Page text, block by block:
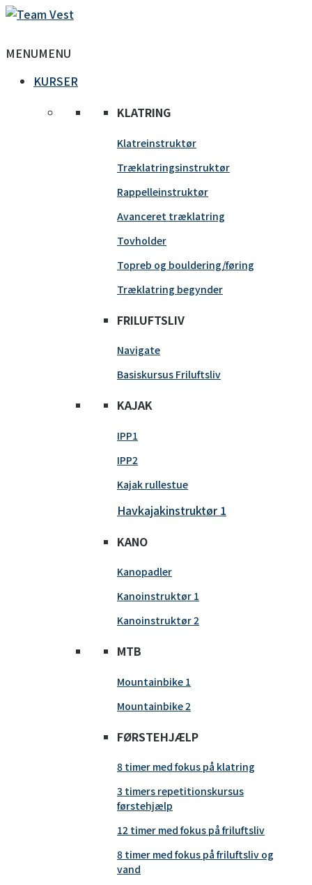
MENUMENU
KURSER
KLATRING
Klatreinstruktør
Træklatringsinstruktør
Rappelleinstruktør
Avanceret træklatring
Tovholder
Topreb og bouldering/føring
Træklatring begynder
FRILUFTSLIV
Navigate
Basiskursus Friluftsliv
KAJAK
IPP1
IPP2
Kajak rullestue
Havkajakinstruktør 1
KANO
Kanopadler
Kanoinstruktør 1
Kanoinstruktør 2
MTB
Mountainbike 1
Mountainbike 2
FØRSTEHJÆLP
8 timer med fokus på klatring
3 timers repetitionskursus
førstehjælp
12 timer med fokus på friluftsliv
8 timer med fokus på friluftsliv og
vand